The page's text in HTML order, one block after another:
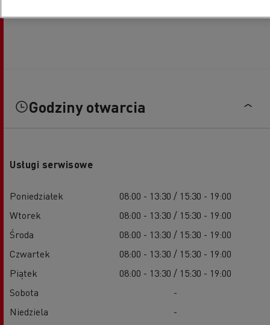
Godziny otwarcia
Usługi serwisowe
Poniedziałek
08:00 - 13:30 / 15:30 - 19:00
Wtorek
08:00 - 13:30 / 15:30 - 19:00
Środa
08:00 - 13:30 / 15:30 - 19:00
Czwartek
08:00 - 13:30 / 15:30 - 19:00
Piątek
08:00 - 13:30 / 15:30 - 19:00
Sobota
-
Niedziela
-